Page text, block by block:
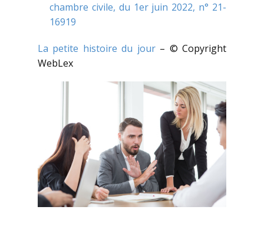
chambre civile, du 1er juin 2022, n° 21-
16919
La petite histoire du jour– © Copyright
WebLex